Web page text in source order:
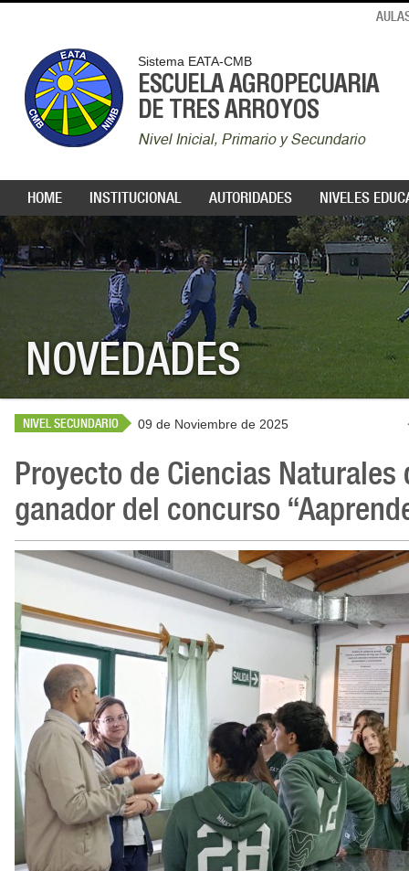
Sistema EATA-CMB
ESCUELA AGROPECUARIA
DE TRES ARROYOS
Nivel Inicial, Primario y Secundario
HOME INSTITUCIONAL AUTORIDADES NIVELES
NOVEDADES
NIVEL SECUNDARIO 09 de Noviembre de 2025
Proyecto de Ciencias Naturales
ganador del concurso